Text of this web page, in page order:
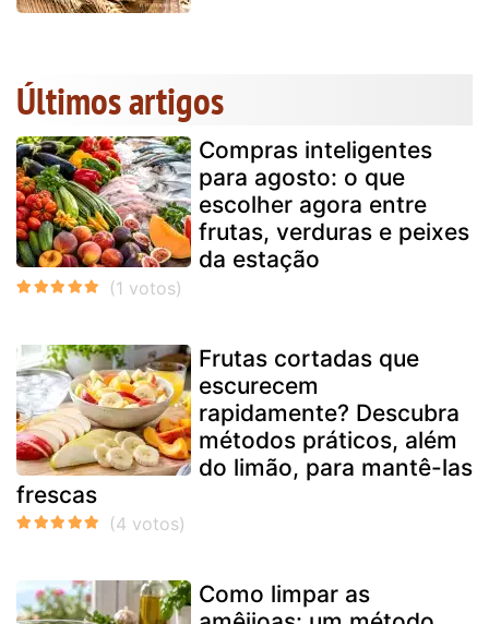
Últimos artigos
Compras inteligentes
para agosto: o que
escolher agora entre
frutas, verduras e peixes
da estação
Frutas cortadas que
escurecem
rapidamente? Descubra
métodos práticos, além
do limão, para mantê-las
frescas
Como limpar as